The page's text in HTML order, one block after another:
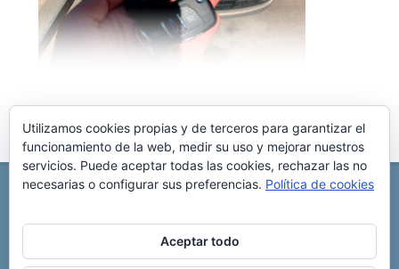
REPARACIÓN CENTRALITA DE COCHE
C/ Virgen del pilar, 6 ,
Copyright © 2025 Reparación Centralita De Coche
Utilizamos cookies propias y de terceros para garantizar el
funcionamiento de la web, medir su uso y mejorar nuestros
servicios. Puede aceptar todas las cookies, rechazar las no
necesarias o configurar sus preferencias. Política de cookies
Aceptar todo